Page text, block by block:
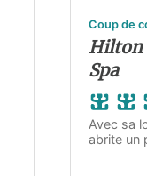
Coup de
Hilton
Spa
Avec sa
abrite un